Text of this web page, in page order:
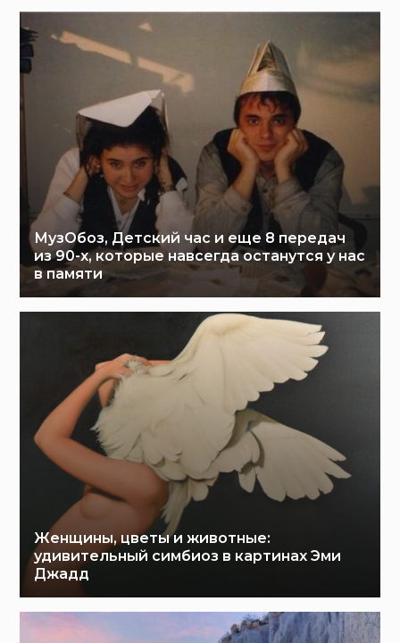
МузОбоз, Детский час и еще 8 передач
из 90-х, которые навсегда останутся у нас
в памяти
Женщины, цветы и животные:
удивительный симбиоз в картинах Эми
Джадд